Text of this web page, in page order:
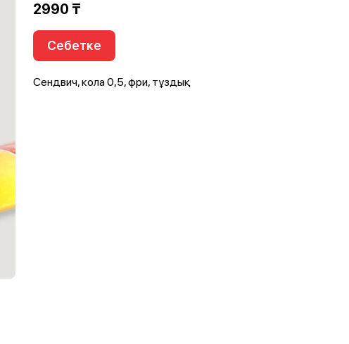
2990 ₸
Себетке
Сендвич, кола 0,5, фри, тұздық